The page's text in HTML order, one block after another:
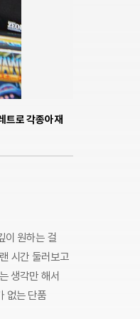
트로 각종아재
이 원하는 걸
시간 둘러보고
생각만 해서
없는 단품